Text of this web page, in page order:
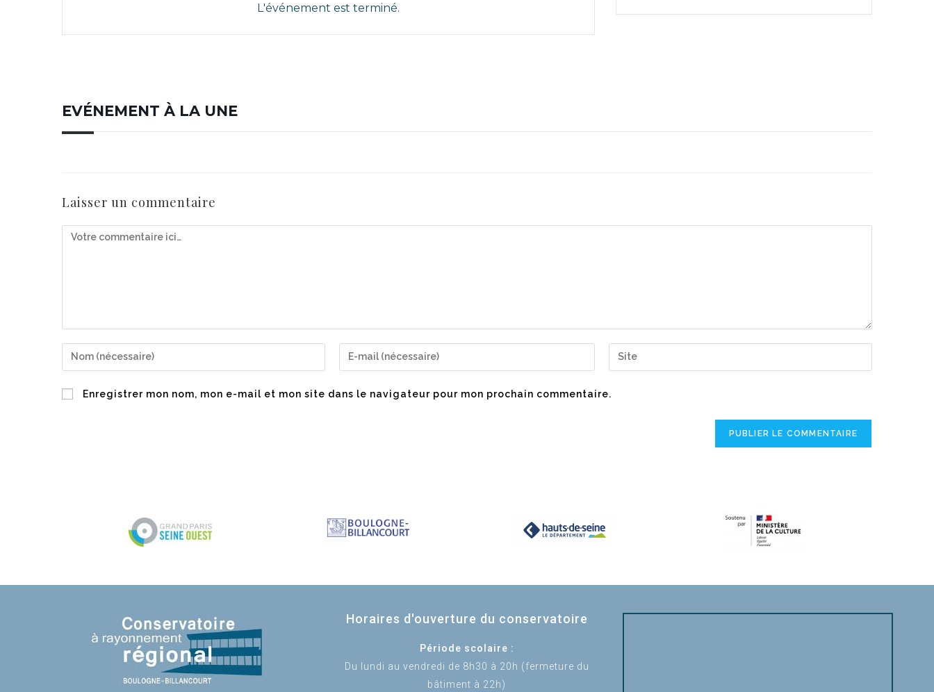
L'événement est terminé.
EVÉNEMENT À LA UNE
Laisser un commentaire
Enregistrer mon nom, mon e-mail et mon site dans le navigateur pour mon prochain commentaire.
Horaires d'ouverture du conservatoire
Période scolaire :
Du lundi au vendredi de 8h30 à 20h (fermeture du
bâtiment à 22h)